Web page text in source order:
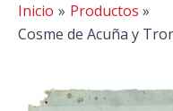
Inicio
Productos
Cosme de Acuña y